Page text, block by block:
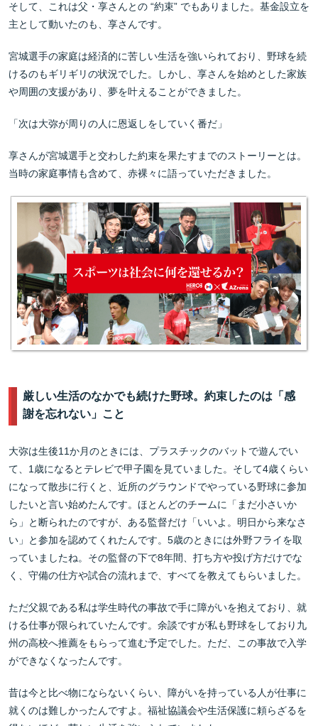
そして、これは父・享さんとの “約束” でもありました。基金設立を
主として動いたのも、享さんです。
宮城選手の家庭は経済的に苦しい生活を強いられており、野球を続
けるのもギリギリの状況でした。しかし、享さんを始めとした家族
や周囲の支援があり、夢を叶えることができました。
「次は大弥が周りの人に恩返しをしていく番だ」
享さんが宮城選手と交わした約束を果たすまでのストーリーとは。
当時の家庭事情も含めて、赤裸々に語っていただきました。
厳しい生活のなかでも続けた野球。約束したのは「感
謝を忘れない」こと
大弥は生後11か月のときには、プラスチックのバットで遊んでい
て、1歳になるとテレビで甲子園を見ていました。そして4歳くらい
になって散歩に行くと、近所のグラウンドでやっている野球に参加
したいと言い始めたんです。ほとんどのチームに「まだ小さいか
ら」と断られたのですが、ある監督だけ「いいよ。明日から来なさ
い」と参加を認めてくれたんです。5歳のときには外野フライを取
っていましたね。その監督の下で8年間、打ち方や投げ方だけでな
く、守備の仕方や試合の流れまで、すべてを教えてもらいました。
ただ父親である私は学生時代の事故で手に障がいを抱えており、就
ける仕事が限られていたんです。余談ですが私も野球をしており九
州の高校へ推薦をもらって進む予定でした。ただ、この事故で入学
ができなくなったんです。
昔は今と比べ物にならないくらい、障がいを持っている人が仕事に
就くのは難しかったんですよ。福祉協議会や生活保護に頼らざるを